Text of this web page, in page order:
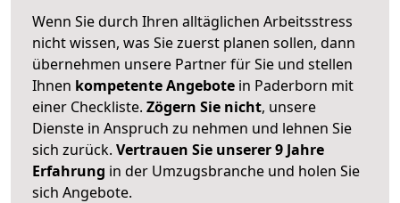
Wenn Sie durch Ihren alltäglichen Arbeitsstress
nicht wissen, was Sie zuerst planen sollen, dann
übernehmen unsere Partner für Sie und stellen
Ihnen kompetente Angebote in Paderborn mit
einer Checkliste. Zögern Sie nicht, unsere
Dienste in Anspruch zu nehmen und lehnen Sie
sich zurück. Vertrauen Sie unserer 9 Jahre
Erfahrung in der Umzugsbranche und holen Sie
sich Angebote.